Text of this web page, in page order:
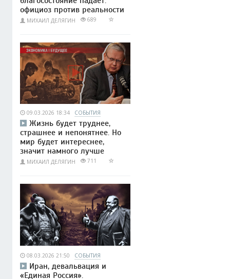
официоз против реальности
МИХАИЛ ДЕЛЯГИН 689
09.03.2026 18:34 СОБЫТИЯ
Жизнь будет труднее,
страшнее и непонятнее. Но
мир будет интереснее,
значит намного лучше
МИХАИЛ ДЕЛЯГИН 711
08.03.2026 21:50 СОБЫТИЯ
Иран, девальвация и
«Единая Россия».